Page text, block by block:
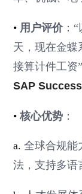
• 用户评价：“
天，现在金蝶
接算计件工
SAP
•核心优势 ：
a.全球合规能
法，支持多语